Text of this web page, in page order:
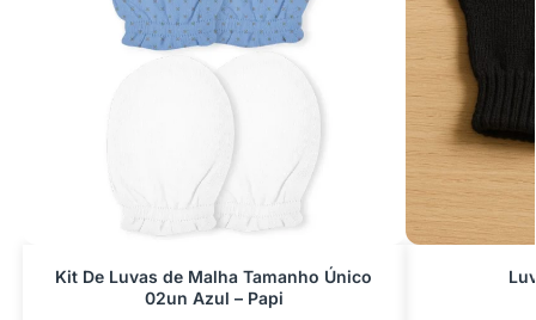
Kit De Luvas de Malha Tamanho Único
02un Azul – Papi